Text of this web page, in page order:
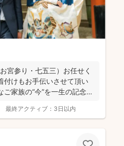
宮参り・七五三）お任せく
付けもお手伝いさせて頂い
家族の“今”を一生の記念
最終アクティブ： 3日以内